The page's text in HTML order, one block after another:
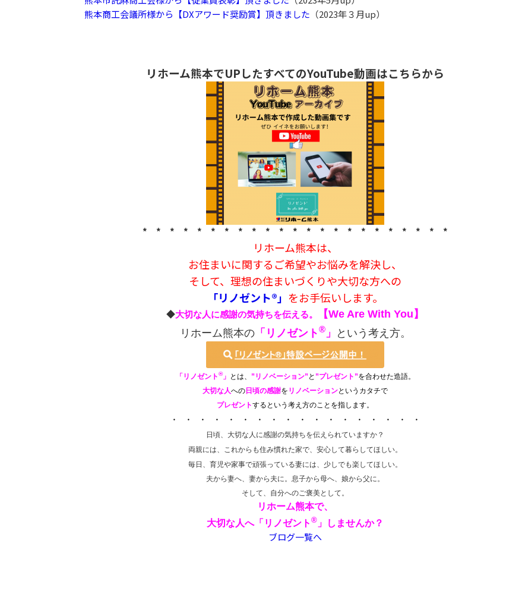
熊本商工会議所様から【DXアワード奨励賞】頂きました （2023年３月up）
リホーム熊本でUPしたすべてのYouTube動画はこちらから
* * * * * * * * * * * * * * * * * * * * * * *
リホーム熊本は、
お住まいに関するご希望やお悩みを解決し、
そして、理想の住まいづくりや大切な方への
「リノゼント®」 をお手伝いします。
◆大切な人に感謝の気持ちを伝える。
【We Are With You】
リホーム熊本の「リノゼント®」 という考え方。
「リノゼント®」 とは、 ”リノベーション”と”プレゼント”を合わせた造語。
大切な人への日頃の感謝を リノベーションというカタチで
プレゼントするという考え方のことを指します。
・ ・ ・ ・ ・ ・ ・ ・ ・ ・ ・ ・ ・ ・ ・ ・ ・ ・
日頃、大切な人に感謝の気持ちを伝えられていますか？
両親には、これからも住み慣れた家で、安心して暮らしてほしい。
毎日、育児や家事で頑張っている妻には、少しでも楽してほしい。
夫から妻へ、妻から夫に。息子から母へ、娘から父に。
そして、自分へのご褒美として。
リホーム熊本で、
大切な人へ「リノゼント ® 」しませんか？
ブログ一覧へ